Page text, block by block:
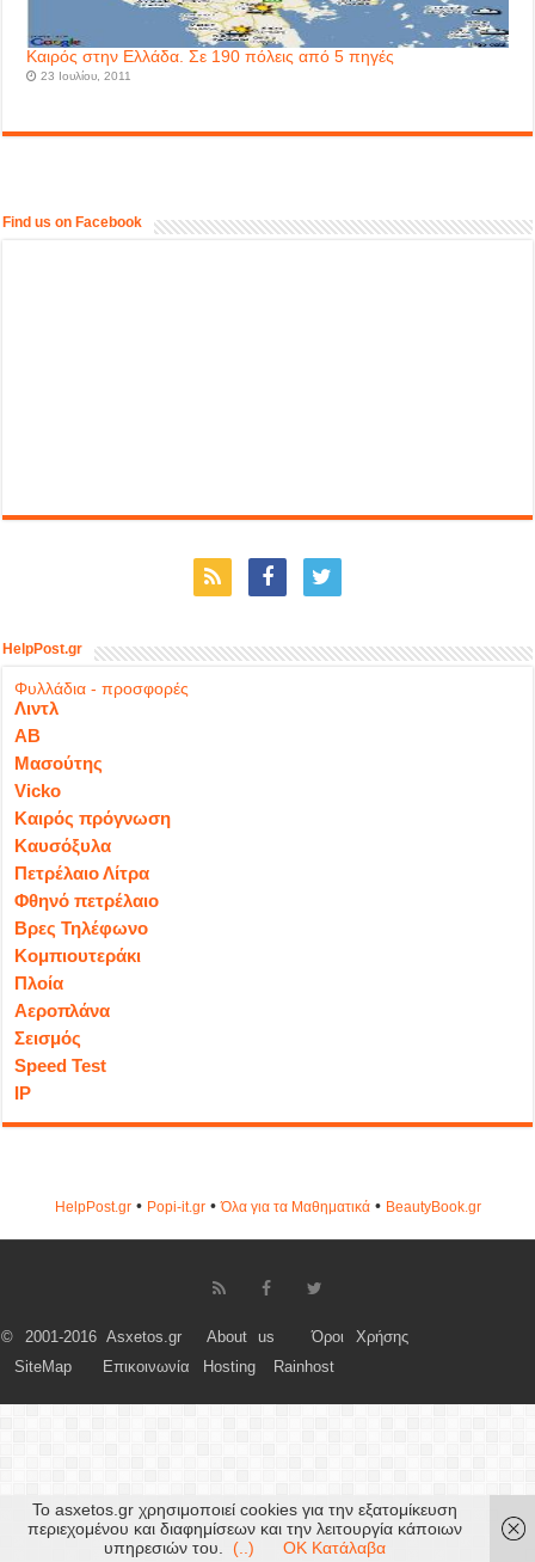
Καιρός στην Ελλάδα. Σε 190 πόλεις από 5 πηγές
23 Ιουλίου, 2011
Find us on Facebook
HelpPost.gr
Φυλλάδια - προσφορές
Λιντλ
ΑΒ
Μασούτης
Vicko
Καιρός πρόγνωση
Καυσόξυλα
Πετρέλαιο Λίτρα
Φθηνό πετρέλαιο
Βρες Τηλέφωνο
Κομπιουτεράκι
Πλοία
Αεροπλάνα
Σεισμός
Speed Test
IP
HelpPost.gr• Popi-it.gr•Όλα για τα Μαθηματικά• ΒeautyΒook.gr
© 2001-2016 Asxetos.gr About us
Όροι Χρήσης
SiteMap
Επικοινωνία Hosting Rainhost
Το asxetos.gr χρησιμοποιεί cookies για την εξατομίκευση
περιεχομένου και διαφημίσεων και την λειτουργία κάποιων
υπηρεσιών του.
(..) OK Κατάλαβα